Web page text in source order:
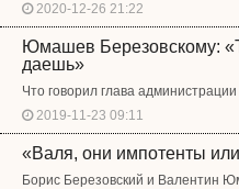
2020-12-26 21:22
Юмашев Березовскому:
даешь»
Что говорил глава
2019-11-23 09:11
«Валя, они импотенты
Борис Березовский и Валентин